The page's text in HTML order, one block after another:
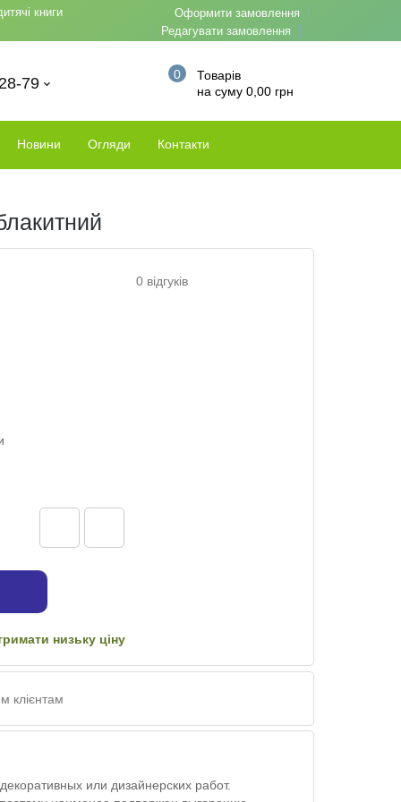
книги
Оформити замовлення
Редагувати замовлення
Товарів
0
на суму 0,00 грн
79
Новини Огляди Контакти
0 відгуків
низьку ціну
клієнтам
или дизайнерских работ.